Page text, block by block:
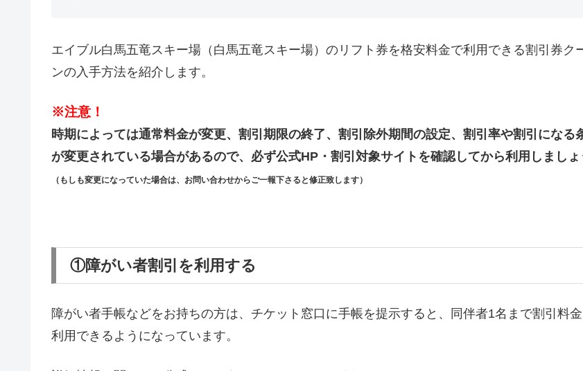
エイブル白馬五竜スキー場（白馬五竜スキー場）のリフト券を格安料金で利用できる割引券ク
ンの入手方法を紹介します。
※注意！
時期によっては通常料金が変更、割引期限の終了、割引除外期間の設定、割引率や割引になる
が変更されている場合があるので、必ず公式HP・割引対象サイトを確認してから利用しましょ
（もしも変更になっていた場合は、お問い合わせからご一報下さると修正致します）
①障がい者割引を利用する
障がい者手帳などをお持ちの方は、チケット窓口に手帳を提示すると、同伴者1名まで割引料
利用できるようになっています。